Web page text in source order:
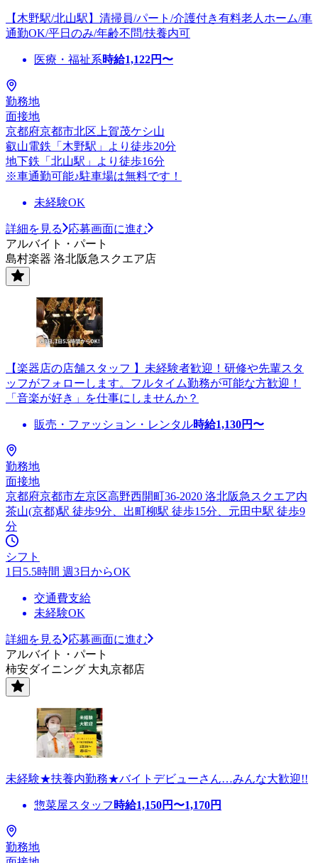
【木野駅/北山駅】清掃員/パート/介護付き有料老人ホーム/車
通勤OK/平日のみ/年齢不問/扶養内可
医療・福祉系時給1,122円〜
勤務地
面接地
京都府京都市北区上賀茂ケシ山
叡山電鉄「木野駅」より徒歩20分
地下鉄「北山駅」より徒歩16分
※車通勤可能♪駐車場は無料です！
未経験OK
詳細を見る
応募画面に進む
アルバイト・パート
島村楽器 洛北阪急スクエア店
【楽器店の店舗スタッフ 】未経験者歓迎！研修や先輩スタ
ッフがフォローします。フルタイム勤務が可能な方歓迎！
「音楽が好き」を仕事にしませんか？
販売・ファッション・レンタル時給1,130円〜
勤務地
面接地
京都府京都市左京区高野西開町36-2020 洛北阪急スクエア内
茶山(京都)駅 徒歩9分、出町柳駅 徒歩15分、元田中駅 徒歩9
分
シフト
1日5.5時間 週3日からOK
交通費支給
未経験OK
詳細を見る
応募画面に進む
アルバイト・パート
柿安ダイニング 大丸京都店
未経験★扶養内勤務★バイトデビューさん…みんな大歓迎!!
惣菜屋スタッフ 時給1,150円〜1,170円
勤務地